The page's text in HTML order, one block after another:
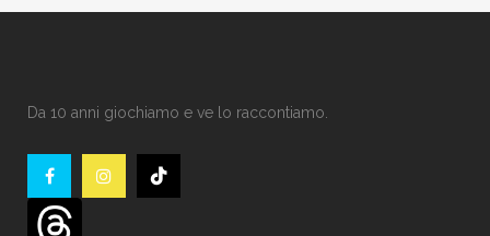
Da 10 anni giochiamo e ve lo raccontiamo.